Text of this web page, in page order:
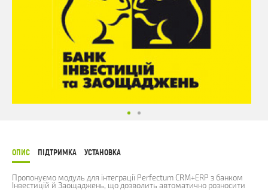
ОПИС ПІДТРИМКА УСТАНОВКА
Пропонуємо модуль для інтеграції Perfectum CRM+ERP з банком
Інвестицій й Заощаджень, що дозволить автоматично розносити